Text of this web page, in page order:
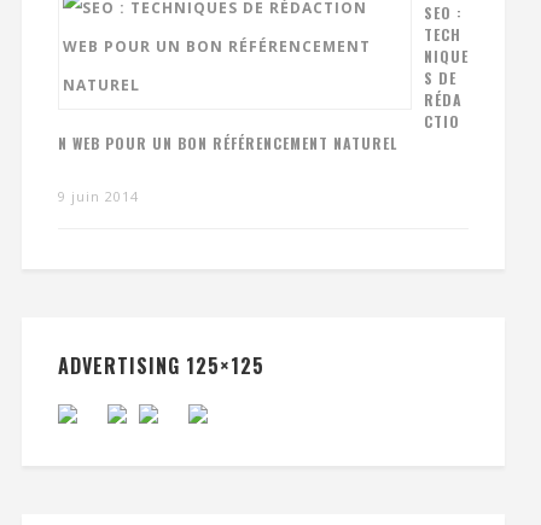
SEO :
TECH
NIQUE
S DE
RÉDA
CTIO
N WEB POUR UN BON RÉFÉRENCEMENT NATUREL
9 juin 2014
ADVERTISING 125×125